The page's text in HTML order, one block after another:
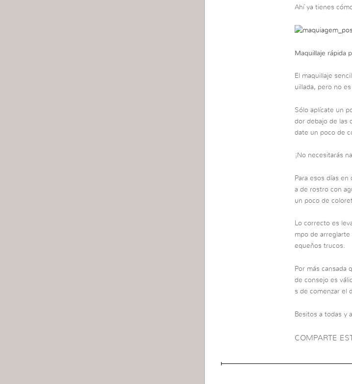
Ahí ya tienes
Maquillaje rápida
El maquillaje
uillada, pero no
Sólo aplícate un
dor debajo de las
date un poco de
¡No necesitarás
Para esos días
a de rostro con
un poco de
Lo correcto es
mpo de arreglarte
equeños trucos.
Por más cansada
de consejo es
s de comenzar el
Besitos a todas y
COMPARTE